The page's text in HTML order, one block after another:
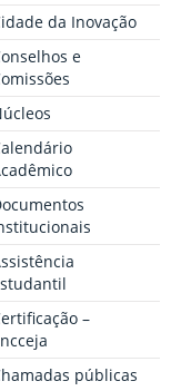
da Inovação
e
–
públicas